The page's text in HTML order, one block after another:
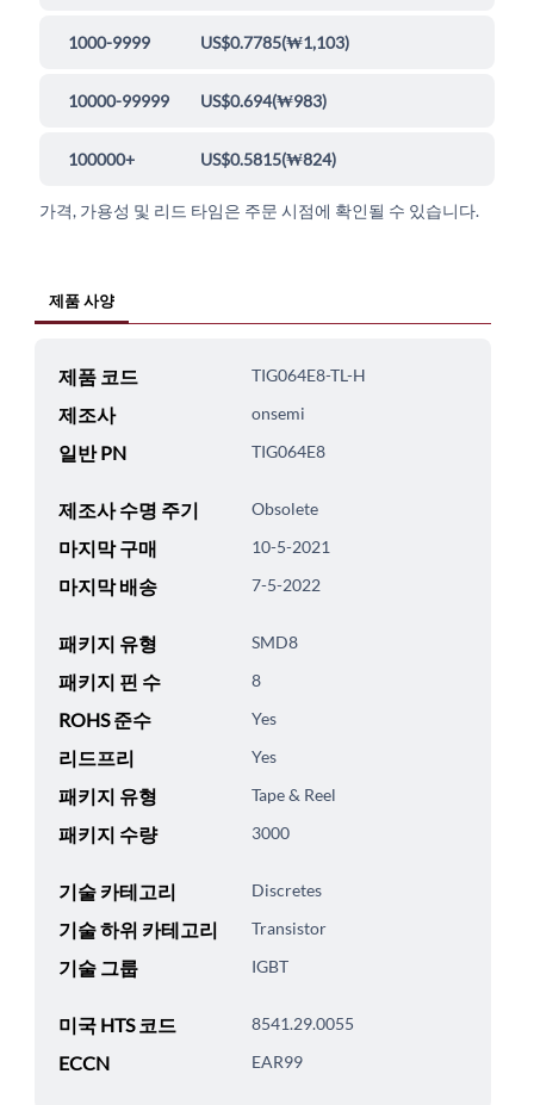
1000-9999 US$0.7785(₩1,103)
10000-99999 US$0.694(₩983)
100000+ US$0.5815(₩824)
가격, 가용성 및 리드 타임은 주문 시점에 확인될 수 있습니다.
제품 사양
제품 코드 TIG064E8-TL-H
제조사 onsemi
일반 PN TIG064E8
제조사 수명 주기 Obsolete
마지막 구매 10-5-2021
마지막 배송 7-5-2022
패키지 유형 SMD8
패키지 핀 수 8
ROHS 준수 Yes
리드프리 Yes
패키지 유형 Tape & Reel
패키지 수량 3000
기술 카테고리 Discretes
기술 하위 카테고리 Transistor
기술 그룹 IGBT
미국 HTS 코드 8541.29.0055
ECCN EAR99